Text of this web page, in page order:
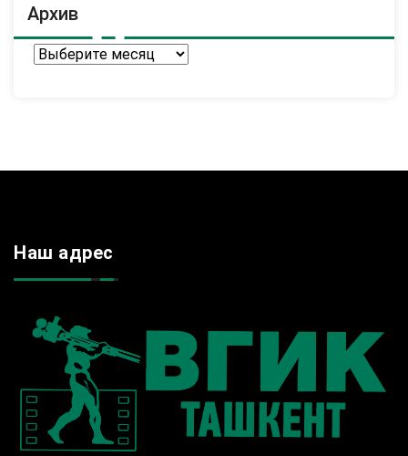
Архив
Архив
Наш адрес